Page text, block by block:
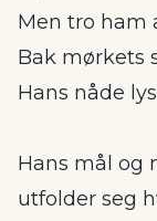
Men tro ham
Bak mørkets
Hans nåde
Hans mål og
utfolder seg